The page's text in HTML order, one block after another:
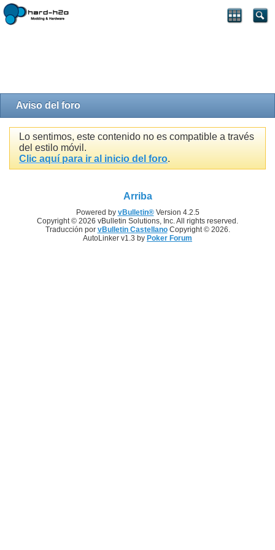
Aviso del foro
Lo sentimos, este contenido no es compatible a través
del estilo móvil.
Clic aquí para ir al inicio del foro.
Arriba
Powered by vBulletin®Version 4.2.5
Copyright © 2026 vBulletin Solutions, Inc. All rights reserved.
Traducción por vBulletin CastellanoCopyright © 2026.
AutoLinker v1.3 by Poker Forum